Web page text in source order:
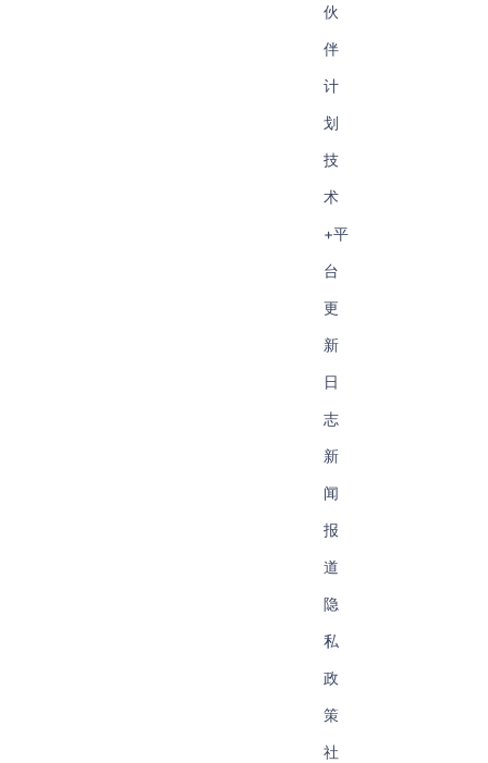
伙
伴
计
划
技
术
+平
台
更
新
日
志
新
闻
报
道
隐
私
政
策
社